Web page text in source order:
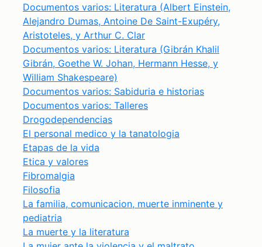
Documentos varios: Literatura (Albert Einstein,
Alejandro Dumas, Antoine De Saint-Exupéry,
Aristoteles, y Arthur C. Clar
Documentos varios: Literatura (Gibrán Khalil
Gibrán, Goethe W. Johan, Hermann Hesse, y
William Shakespeare)
Documentos varios: Sabiduria e historias
Documentos varios: Talleres
Drogodependencias
El personal medico y la tanatologia
Etapas de la vida
Etica y valores
Fibromalgia
Filosofia
La familia, comunicacion, muerte inminente y
pediatria
La muerte y la literatura